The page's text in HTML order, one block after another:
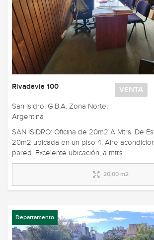
VENTA
Rivadavia 100
San Isidro, G.B.A. Zona Norte,
Argentina
SAN ISIDRO: Oficina de 20m2 A Mtrs. De
20m2 ubicada en un piso 4. Aire
pared. Excelente ubicación, a mtrs ...
20,00 m2
Departamento